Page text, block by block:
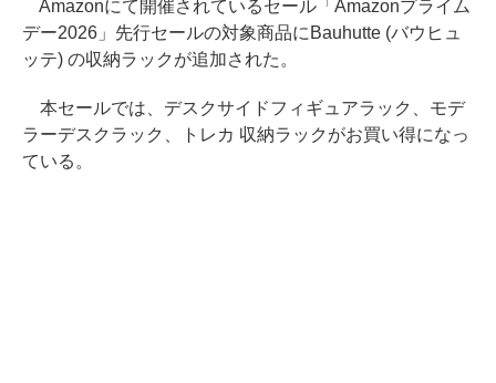
Amazonにて開催されているセール「Amazonプライム
デー2026」先行セールの対象商品にBauhutte (バウヒュ
ッテ) の収納ラックが追加された。
本セールでは、デスクサイドフィギュアラック、モデ
ラーデスクラック、トレカ 収納ラックがお買い得になっ
ている。